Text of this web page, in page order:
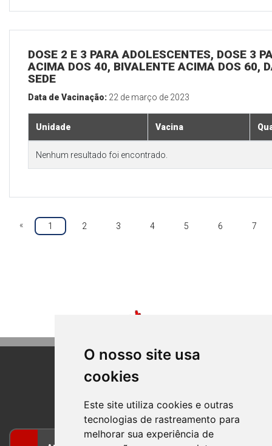
O nosso site usa
cookies
Este site utiliza cookies e outras
tecnologias de rastreamento para
melhorar sua experiência de
DOSE 2 E 3 PARA ADOLESCENTES, DOSE 3
ACIMA DOS 40, BIVALENTE ACIMA DOS 60,
SEDE
Data de Vacinação: 22 de março de 2023
Unidade Vacina
Nenhum resultado foi encontrado.
« 1 2 3 4 5 6 7
BOM PRINCIPIO
RIO GRANDE DO SUL